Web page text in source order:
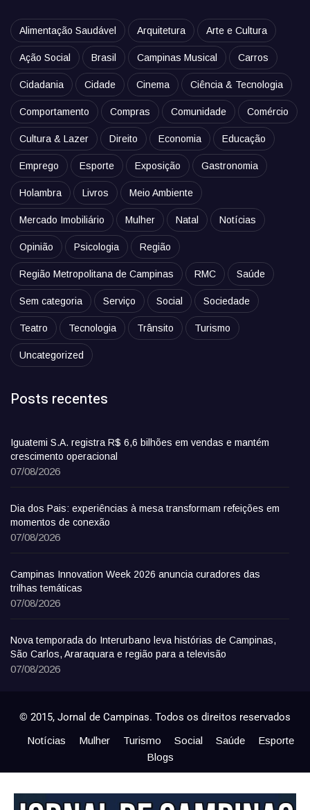
Alimentação Saudável Arquitetura Arte e Cultura
Ação Social Brasil Campinas Musical Carros
Cidadania Cidade Cinema Ciência & Tecnologia
Comportamento Compras Comunidade Comércio
Cultura & Lazer Direito Economia Educação
Emprego Esporte Exposição Gastronomia
Holambra Livros Meio Ambiente
Mercado Imobiliário Mulher Natal Notícias
Opinião Psicologia Região
Região Metropolitana de Campinas RMC Saúde
Sem categoria Serviço Social Sociedade
Teatro Tecnologia Trânsito Turismo
Uncategorized
Posts recentes
Iguatemi S.A. registra R$ 6,6 bilhões em vendas e mantém
crescimento operacional
07/08/2026
Dia dos Pais: experiências à mesa transformam refeições em
momentos de conexão
07/08/2026
Campinas Innovation Week 2026 anuncia curadores das
trilhas temáticas
07/08/2026
Nova temporada do Interurbano leva histórias de Campinas,
São Carlos, Araraquara e região para a televisão
07/08/2026
© 2015, Jornal de Campinas. Todos os direitos reservados
Notícias Mulher Turismo Social Saúde
Esporte
Blogs